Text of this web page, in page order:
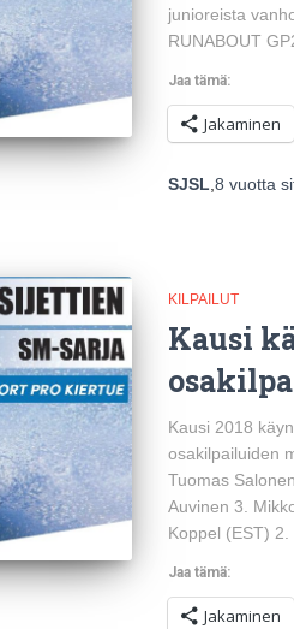
junioreista
Jaa tämä:
Jakaminen
SJSL,8 vuotta
KILPAILUT
Kausi
Kausi 2018
osakilpailuiden
Tuomas
Auvinen 3.
Koppel (EST)
Jaa tämä:
Jakaminen